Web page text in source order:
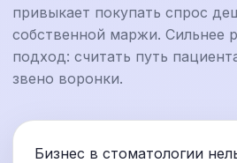
привыкает покупать спрос
собственной маржи. Сильнее
подход: считать путь
звено воронки.
Бизнес в стоматологии